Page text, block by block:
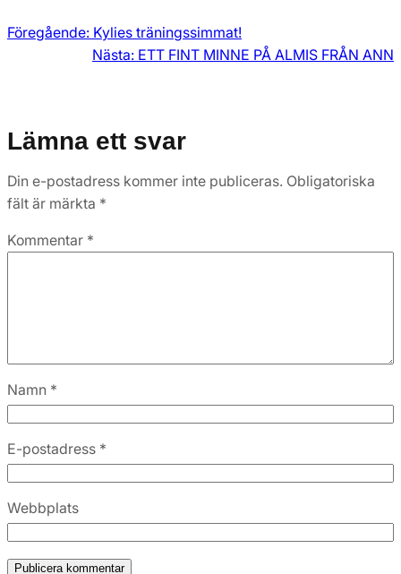
Föregående: Kylies träningssimmat!
Nästa: ETT FINT MINNE PÅ ALMIS FRÅN ANN
Lämna ett svar
Din e-postadress kommer inte publiceras. Obligatoriska
fält är märkta *
Kommentar *
Namn *
E-postadress *
Webbplats